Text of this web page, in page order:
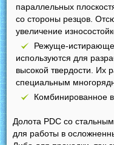
параллельных
со стороны резцов.
увеличение
Режуще-
используются для
высокой твердости. Их
специальным
Комбинированное
Долота PDC со
для работы в